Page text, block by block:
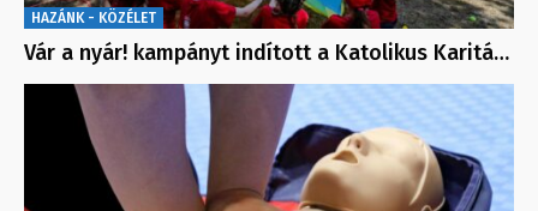
HAZÁNK - KÖZÉLET
Vár a nyár! kampányt indított a Katolikus Karitá…